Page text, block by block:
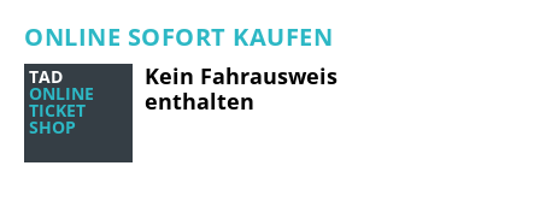
ONLINE SOFORT KAUFEN
TAD
ONLINE
TICKET
SHOP
Kein Fahrausweis
enthalten